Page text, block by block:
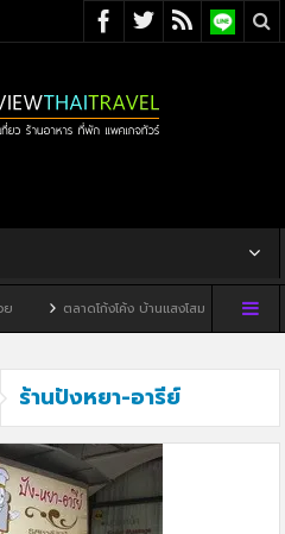
ตลาดโก้งโค้ง บ้านแสงโสม ทิวผาค
ร้านปังหยา-อารีย์